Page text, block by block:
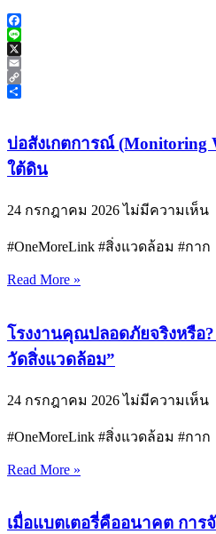
Facebook
Line
X
Email
Copy
บ่อสังเกตการณ์ (Monitoring
ใต้ดิน
24 กรกฎาคม 2026ไม่มีความเห็น
#OneMoreLink #สิ่งแวดล้อม #กาก
Read More »
โรงงานคุณปลอดภัยจริงหรือ
วัดสิ่งแวดล้อม”
24 กรกฎาคม 2026ไม่มีความเห็น
#OneMoreLink #สิ่งแวดล้อม #กาก
Read More »
เมื่อแบตเตอรี่คืออนาคต การ